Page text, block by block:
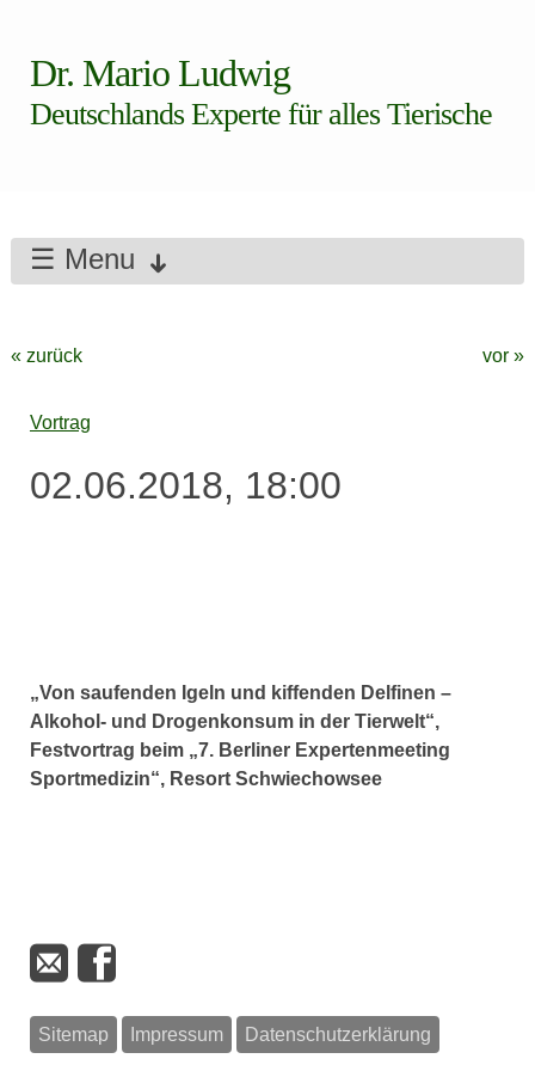
Dr. Mario Ludwig
Deutschlands Experte für alles Tierische
☰ Menu
« zurück vor »
Vortrag
02.06.2018, 18:00
„Von saufenden Igeln und kiffenden Delfinen –
Alkohol- und Drogenkonsum in der Tierwelt“,
Festvortrag beim „7. Berliner Expertenmeeting
Sportmedizin“, Resort Schwiechowsee
Sitemap Impressum Datenschutzerklärung